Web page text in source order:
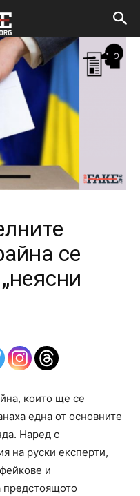
се
които ще се
една от основните
Наред с
на руски експерти,
и
предстоящото